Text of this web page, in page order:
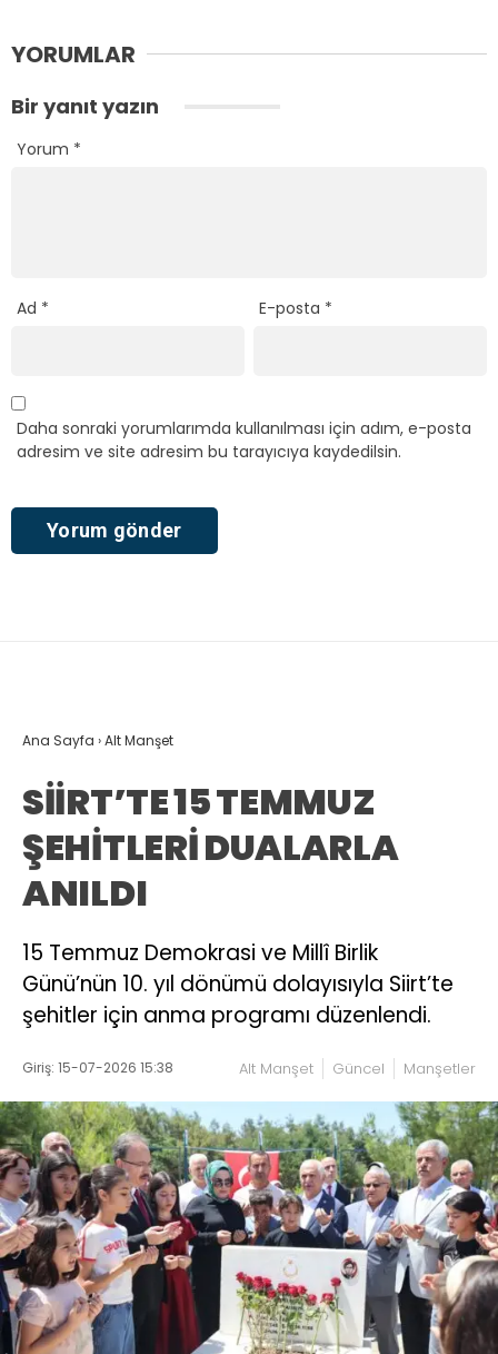
YORUMLAR
Bir yanıt yazın
Yorum *
Ad * E-posta *
Daha sonraki yorumlarımda kullanılması için adım, e-posta
adresim ve site adresim bu tarayıcıya kaydedilsin.
Ana Sayfa ›Alt Manşet
SİİRT’TE 15 TEMMUZ
ŞEHİTLERİ DUALARLA
ANILDI
15 Temmuz Demokrasi ve Millî Birlik
Günü’nün 10. yıl dönümü dolayısıyla Siirt’te
şehitler için anma programı düzenlendi.
Giriş: 15-07-2026 15:38 Alt Manşet Güncel Manşetler